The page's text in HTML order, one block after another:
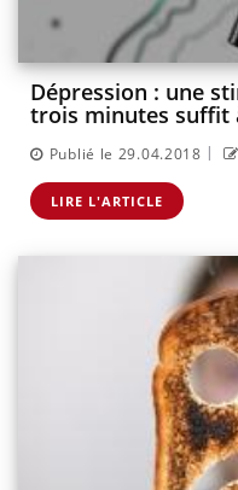
Dépression : une
trois minutes suffit
Publié le 29.04.2018 |
LIRE L'ARTICLE